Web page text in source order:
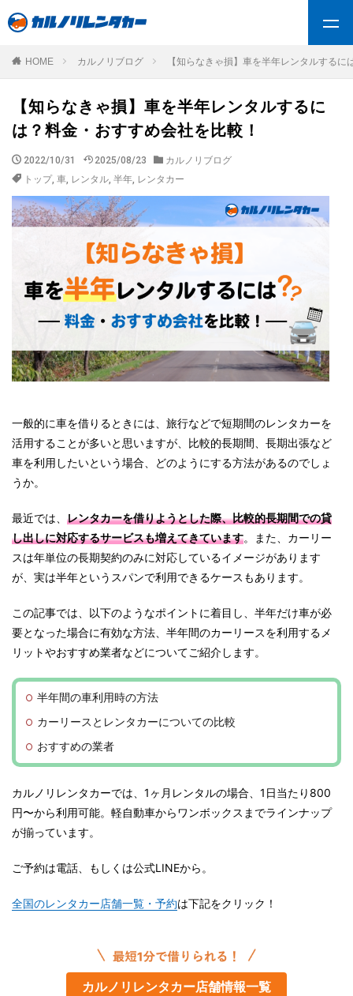
HOME カルノリブログ 【知らなきゃ損】車を半年レンタルする
【知らなきゃ損】車を半年レンタルするに
は？料金・おすすめ会社を比較！
2022/10/31 2025/08/23
カルノリブログ
トップ, 車, レンタル, 半年, レンタカー
一般的に車を借りるときには、旅行などで短期間のレンタカーを
活用することが多いと思いますが、比較的長期間、長期出張など
車を利用したいという場合、どのようにする方法があるのでしょ
うか。
最近では、 レンタカーを借りようとした際、比較的長期間での貸
し出しに対応するサービスも増えてきています。また、カーリー
スは年単位の長期契約のみに対応しているイメージがあります
が、実は半年というスパンで利用できるケースもあります。
この記事では、以下のようなポイントに着目し、半年だけ車が必
要となった場合に有効な方法、半年間のカーリースを利用するメ
リットやおすすめ業者などについてご紹介します。
半年間の車利用時の方法
カーリースとレンタカーについての比較
おすすめの業者
カルノリレンタカーでは、1ヶ月レンタルの場合、1日当たり800
円〜から利用可能。軽自動車からワンボックスまでラインナップ
が揃っています。
ご予約は電話、もしくは公式LINEから。
全国のレンタカー店舗一覧・予約は下記をクリック！
カルノリレンタカー店舗情報一覧